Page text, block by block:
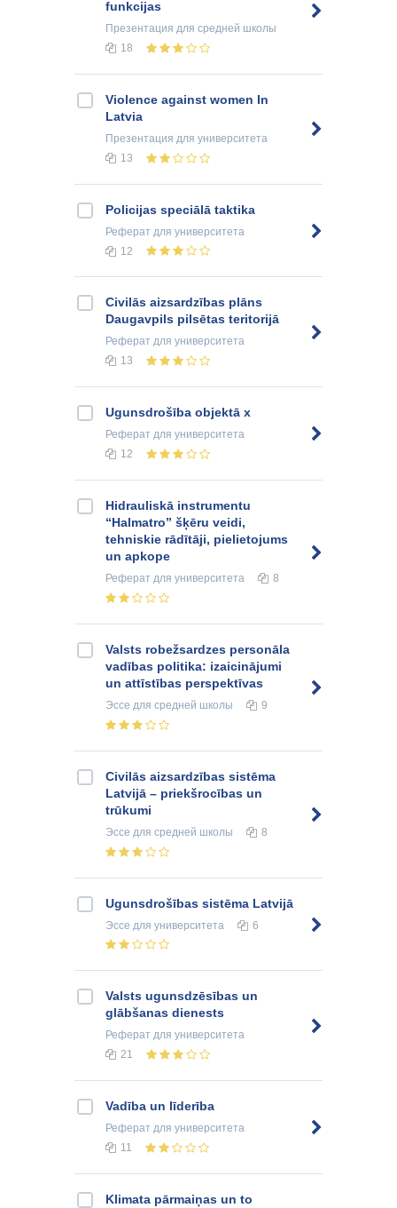
funkcijas
Презентация для средней школы
18
Violence against women In
Latvia
Презентация для университета
13
Policijas speciālā taktika
Реферат для университета
12
Civilās aizsardzības plāns
Daugavpils pilsētas teritorijā
Реферат для университета
13
Ugunsdrošība objektā x
Реферат для университета
12
Hidrauliskā instrumentu
“Halmatro” šķēru veidi,
tehniskie rādītāji, pielietojums
un apkope
Реферат для университета 8
Valsts robežsardzes personāla
vadības politika: izaicinājumi
un attīstības perspektīvas
Эссе для средней школы 9
Civilās aizsardzības sistēma
Latvijā – priekšrocības un
trūkumi
Эссе для средней школы 8
Ugunsdrošības sistēma Latvijā
Эссе для университета 6
Valsts ugunsdzēsības un
glābšanas dienests
Реферат для университета
21
Vadība un līderība
Реферат для университета
11
Klimata pārmaiņas un to